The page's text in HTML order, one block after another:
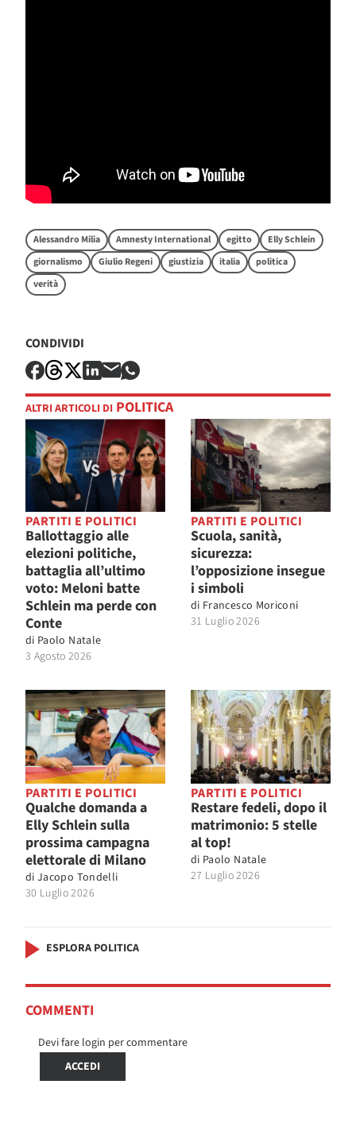
Alessandro Milia Amnesty International egitto
Elly Schlein
giornalismo
Giulio Regeni giustizia italia
politica
verità
CONDIVIDI
ALTRI ARTICOLI DI POLITICA
PARTITI E POLITICI
Ballottaggio alle
elezioni politiche,
battaglia all’ultimo
voto: Meloni batte
Schlein ma perde con
Conte
di Paolo Natale
3 Agosto 2026
PARTITI E POLITICI
Scuola, sanità,
sicurezza:
l’opposizione insegue
i simboli
di Francesco Moriconi
31 Luglio 2026
PARTITI E POLITICI
Qualche domanda a
Elly Schlein sulla
prossima campagna
elettorale di Milano
di Jacopo Tondelli
30 Luglio 2026
PARTITI E POLITICI
Restare fedeli, dopo il
matrimonio: 5 stelle
al top!
di Paolo Natale
27 Luglio 2026
ESPLORA POLITICA
COMMENTI
Devi fare login per commentare
ACCEDI